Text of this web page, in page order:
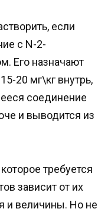
если
с N-2-
Его назначают
20 мг\кг внутрь,
соединение
и выводится из
требуется
зависит от их
и величины. Но не